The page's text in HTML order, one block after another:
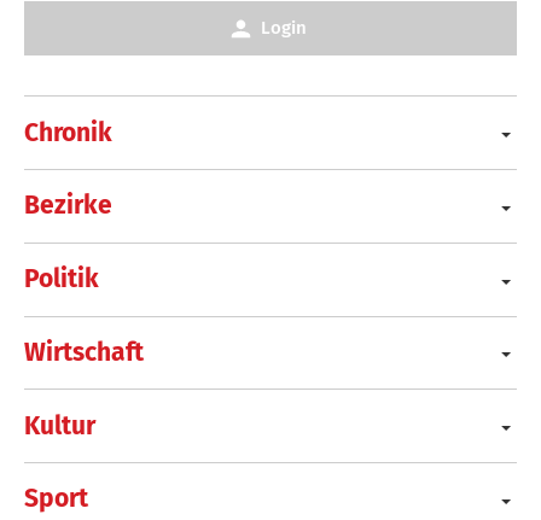
Chronik
Bezirke
Politik
Wirtschaft
Kultur
Sport
Login